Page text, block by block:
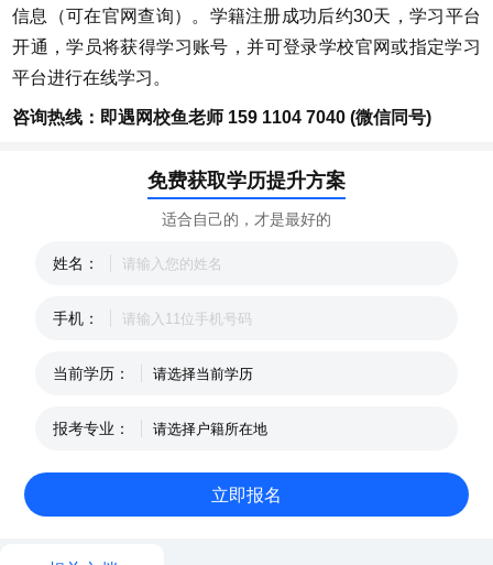
信息（可在官网查询）。学籍注册成功后约30天，学习平台
开通，学员将获得学习账号，并可登录学校官网或指定学习
平台进行在线学习。
咨询热线：即遇网校鱼老师 159 1104 7040 (微信同号)
免费获取学历提升方案
适合自己的，才是最好的
姓名：
手机：
当前学历：
报考专业：